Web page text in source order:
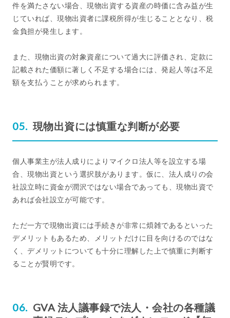
件を満たさない場合、現物出資する資産の時価に含み益が生
じていれば、現物出資者に課税所得が生じることとなり、税
金負担が発生します。
また、現物出資の対象資産について過大に評価され、定款に
記載された価額に著しく不足する場合には、発起人等は不足
額を支払うことが求められます。
現物出資には慎重な判断が必要
個人事業主が法人成りによりマイクロ法人等を設立する場
合、現物出資という選択肢があります。仮に、法人成りの会
社設立時に資金が潤沢ではない場合であっても、現物出資で
あれば会社設立が可能です。
ただ一方で現物出資には手続きが非常に煩雑であるといった
デメリットもあるため、メリットだけに目を向けるのではな
く、デメリットについても十分に理解した上で慎重に判断す
ることが賢明です。
GVA 法人議事録で法人・会社の各種議